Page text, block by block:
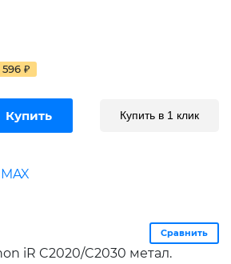
596 ₽
Купить в 1 клик
Сравнить
iR C2020/C2030 метал.